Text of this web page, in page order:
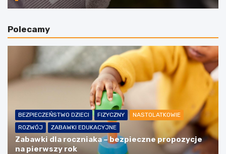
Polecamy
BEZPIECZEŃSTWO DZIECI FIZYCZNY
NASTOLATKOWIE
ROZWÓJ
ZABAWKI EDUKACYJNE
Zabawki dla roczniaka – bezpieczne propozycje
na pierwszy rok